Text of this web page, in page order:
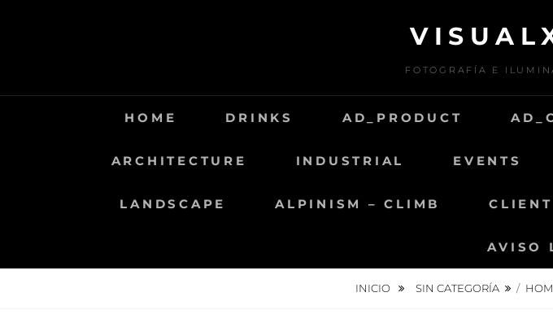
FOTOGRAFÍA E
HOME DRINKS AD_PRODUCT
ARCHITECTURE INDUSTRIAL EVENTS
LANDSCAPE ALPINISM – CLIMB
AVISO
INICIO SIN CATEGORÍA /